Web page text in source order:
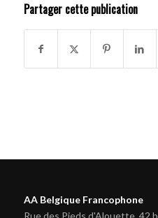
Partager cette publication
AA Belgique Francophone
Rue des Pieds d'Alouette, 42 b